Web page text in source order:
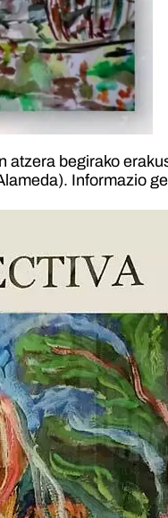
begirako
Informazio